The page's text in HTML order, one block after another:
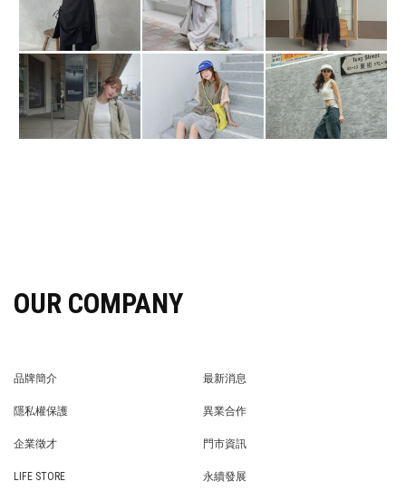
OUR COMPANY
品牌簡介
最新消息
隱私權保護
異業合作
企業徵才
門市資訊
LIFE STORE
永續發展